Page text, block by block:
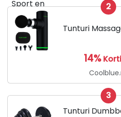
2
Tunturi
14%
3
Tunturi